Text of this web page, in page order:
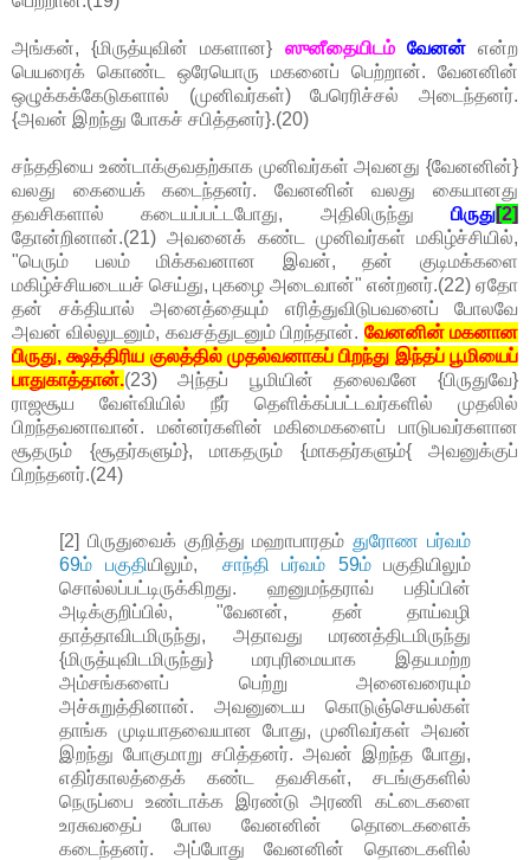
அங்கன், {மிருத்யுவின் மகளான} ஸுனீதையிடம் வேனன்என்ற
பெயரைக் கொண்ட ஒரேயொரு மகனைப் பெற்றான். வேனனின்
ஒழுக்கக்கேடுகளால் (முனிவர்கள்) பேரெரிச்சல் அடைந்தனர்.
{அவன் இறந்து போகச் சபித்தனர்}.(20)
சந்ததியை உண்டாக்குவதற்காக முனிவர்கள் அவனது {வேனனின்}
வலது கையைக் கடைந்தனர். வேனனின் வலது கையானது
தவசிகளால் கடையப்பட்டபோது, அதிலிருந்து பிருது[2]
தோன்றினான்.(21) அவனைக் கண்ட முனிவர்கள் மகிழ்ச்சியில்,
"பெரும் பலம் மிக்கவனான இவன், தன் குடிமக்களை
மகிழ்ச்சியடையச் செய்து, புகழை அடைவான்" என்றனர்.(22) ஏதோ
தன் சக்தியால் அனைத்தையும் எரித்துவிடுபவனைப் போலவே
அவன் வில்லுடனும், கவசத்துடனும் பிறந்தான். வேனனின் மகனான
பிருது, க்ஷத்திரிய குலத்தில் முதல்வனாகப் பிறந்து இந்தப் பூமியைப்
பாதுகாத்தான்.(23) அந்தப் பூமியின் தலைவனே {பிருதுவே}
ராஜசூய வேள்வியில் நீர் தெளிக்கப்பட்டவர்களில் முதலில்
பிறந்தவனாவான். மன்னர்களின் மகிமைகளைப் பாடுபவர்களான
சூதரும் {சூதர்களும்}, மாகதரும் {மாகதர்களும்{ அவனுக்குப்
பிறந்தனர்.(24)
[2] பிருதுவைக் குறித்து மஹாபாரதம்துரோண பர்வம்
69ம் பகுதியிலும், சாந்தி பர்வம் 59ம்பகுதியிலும்
சொல்லப்பட்டிருக்கிறது. ஹனுமந்தராவ் பதிப்பின்
அடிக்குறிப்பில், "வேனன், தன் தாய்வழி
தாத்தாவிடமிருந்து, அதாவது மரணத்திடமிருந்து
{மிருத்யுவிடமிருந்து} மரபுரிமையாக இதயமற்ற
அம்சங்களைப் பெற்று அனைவரையும்
அச்சுறுத்தினான். அவனுடைய கொடுஞ்செயல்கள்
தாங்க முடியாதவையான போது, முனிவர்கள் அவன்
இறந்து போகுமாறு சபித்தனர். அவன் இறந்த போது,
எதிர்காலத்தைக் கண்ட தவசிகள், சடங்குகளில்
நெருப்பை உண்டாக்க இரண்டு அரணி கட்டைகளை
உரசுவதைப் போல வேனனின் தொடைகளைக்
கடைந்தனர். அப்போது வேனனின் தொடைகளில்